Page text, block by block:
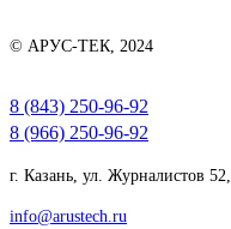
© АРУС-ТЕК, 2024
8 (843) 250-96-92
8 (966) 250-96-92
г. Казань, ул. Журналистов
info@arustech.ru